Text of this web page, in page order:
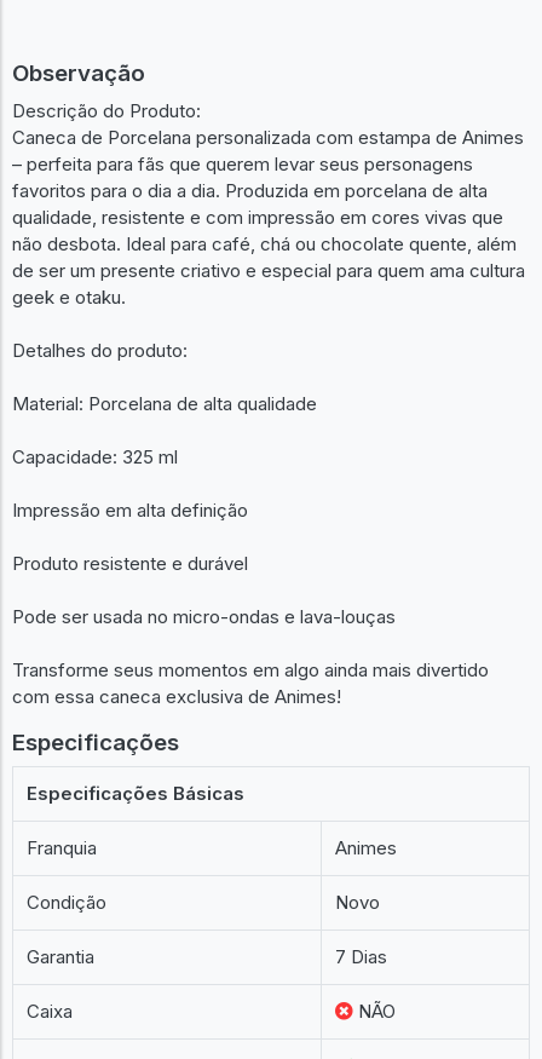
Observação
Descrição do Produto:
Caneca de Porcelana personalizada com estampa de Animes
– perfeita para fãs que querem levar seus personagens
favoritos para o dia a dia. Produzida em porcelana de alta
qualidade, resistente e com impressão em cores vivas que
não desbota. Ideal para café, chá ou chocolate quente, além
de ser um presente criativo e especial para quem ama cultura
geek e otaku.
Detalhes do produto:
Material: Porcelana de alta qualidade
Capacidade: 325 ml
Impressão em alta definição
Produto resistente e durável
Pode ser usada no micro-ondas e lava-louças
Transforme seus momentos em algo ainda mais divertido
com essa caneca exclusiva de Animes!
Especificações
Especificações Básicas
Franquia Animes
Condição Novo
Garantia 7 Dias
Caixa NÃO